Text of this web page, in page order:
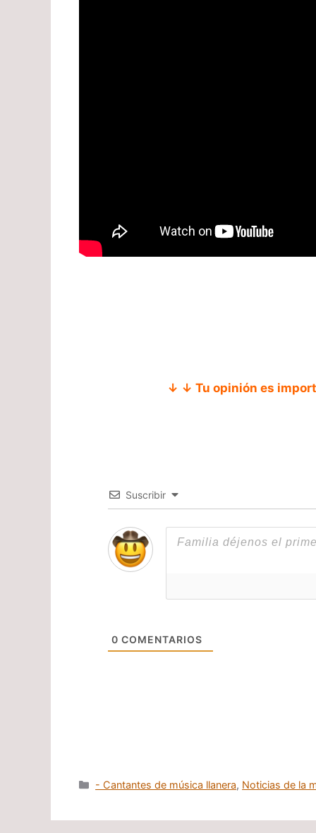
↓ ↓ Tu opinión es
Suscribir
0 COMENTARIOS
Categorías
- Cantantes de música llanera, Noticias de la